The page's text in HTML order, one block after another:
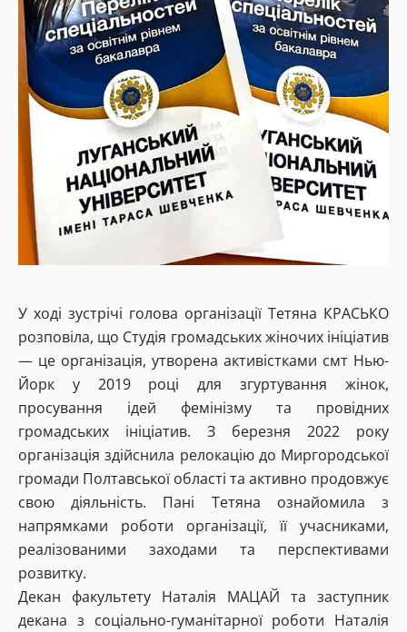
У ході зустрічі голова організації Тетяна КРАСЬКО
розповіла, що Студія громадських жіночих ініціатив
— це організація, утворена активістками смт Нью-
Йорк у 2019 році для згуртування жінок,
просування ідей фемінізму та провідних
громадських ініціатив. З березня 2022 року
організація здійснила релокацію до Миргородської
громади Полтавської області та активно продовжує
свою діяльність. Пані Тетяна ознайомила з
напрямками роботи організації, її учасниками,
реалізованими заходами та перспективами
розвитку.
Декан факультету Наталія МАЦАЙ та заступник
декана з соціально-гуманітарної роботи Наталія